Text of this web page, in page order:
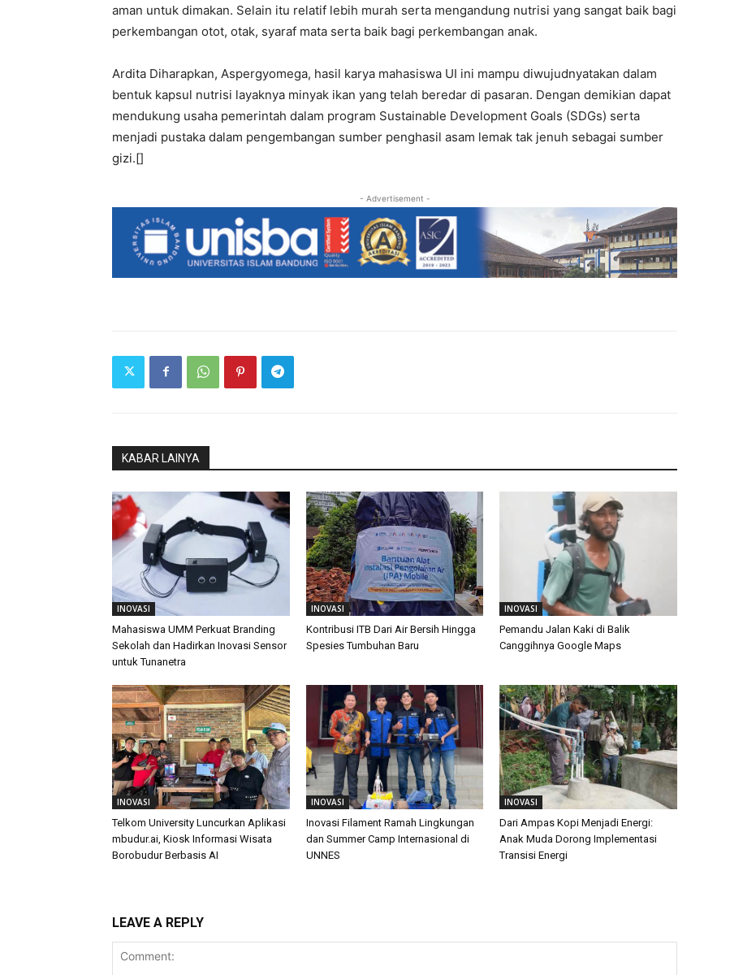
aman untuk dimakan. Selain itu relatif lebih murah serta mengandung nutrisi yang sangat baik bagi
perkembangan otot, otak, syaraf mata serta baik bagi perkembangan anak.
Ardita Diharapkan, Aspergyomega, hasil karya mahasiswa UI ini mampu diwujudnyatakan dalam
bentuk kapsul nutrisi layaknya minyak ikan yang telah beredar di pasaran. Dengan demikian dapat
mendukung usaha pemerintah dalam program Sustainable Development Goals (SDGs) serta
menjadi pustaka dalam pengembangan sumber penghasil asam lemak tak jenuh sebagai sumber
gizi.[]
- Advertisement -
KABAR LAINYA
INOVASI
Mahasiswa UMM Perkuat Branding
Sekolah dan Hadirkan Inovasi Sensor
untuk Tunanetra
INOVASI
Kontribusi ITB Dari Air Bersih Hingga
Spesies Tumbuhan Baru
INOVASI
Pemandu Jalan Kaki di Balik
Canggihnya Google Maps
INOVASI
Telkom University Luncurkan Aplikasi
mbudur.ai, Kiosk Informasi Wisata
Borobudur Berbasis AI
INOVASI
Inovasi Filament Ramah Lingkungan
dan Summer Camp Internasional di
UNNES
INOVASI
Dari Ampas Kopi Menjadi Energi:
Anak Muda Dorong Implementasi
Transisi Energi
LEAVE A REPLY